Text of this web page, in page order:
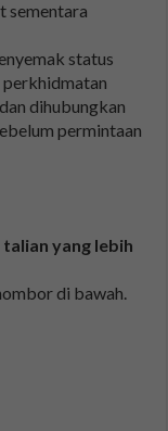
sementara
status
dihubungkan
permintaan
talian yang lebih
di bawah.